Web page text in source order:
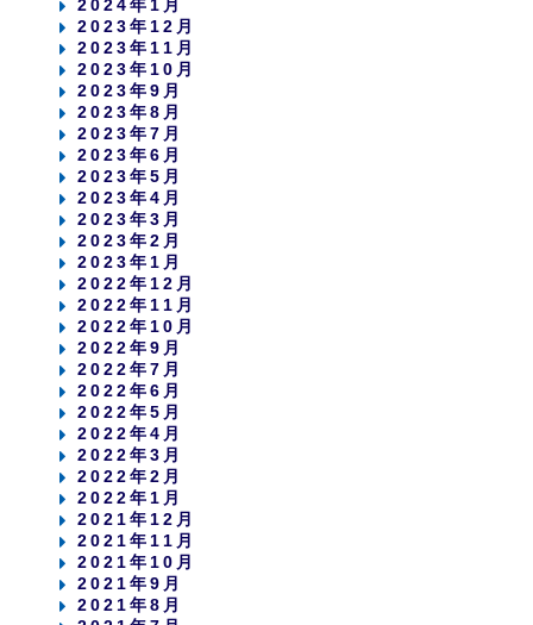
2024年1月
2023年12月
2023年11月
2023年10月
2023年9月
2023年8月
2023年7月
2023年6月
2023年5月
2023年4月
2023年3月
2023年2月
2023年1月
2022年12月
2022年11月
2022年10月
2022年9月
2022年7月
2022年6月
2022年5月
2022年4月
2022年3月
2022年2月
2022年1月
2021年12月
2021年11月
2021年10月
2021年9月
2021年8月